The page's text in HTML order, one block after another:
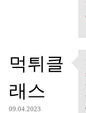
먹튀클
래스
09.04.2023